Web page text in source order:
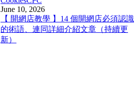
June 10, 2026
【 開網店教學 】14 個開網店必須認識
的術語、連同詳細介紹文章（持續更
新）